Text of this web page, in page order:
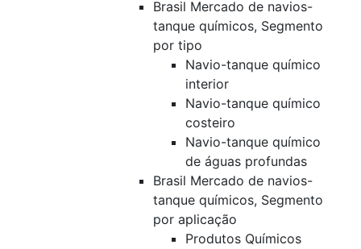
Brasil Mercado de navios-
tanque químicos, Segmento
por tipo
Navio-tanque químico
interior
Navio-tanque químico
costeiro
Navio-tanque químico
de águas profundas
Brasil Mercado de navios-
tanque químicos, Segmento
por aplicação
Produtos Químicos